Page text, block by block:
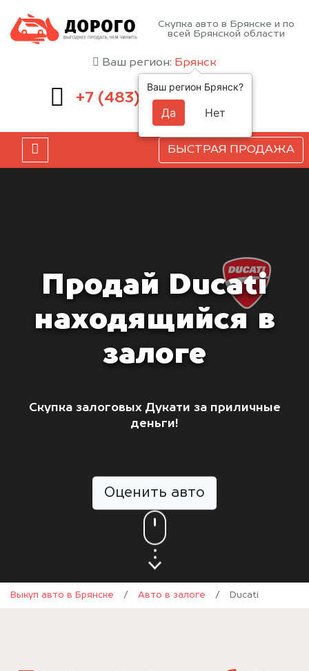
Скупка авто в Брянске и по
всей Брянской области
Ваш регион: Брянск
+7 (483) 232-00-41
БЫСТРАЯ ПРОДАЖА
Продай Ducati
находящийся в
залоге
Скупка залоговых Дукати за приличные
деньги!
Оценить авто
Выкуп авто в Брянске / Авто в залоге / Ducati
Ваш регион Брянск?
Да Нет